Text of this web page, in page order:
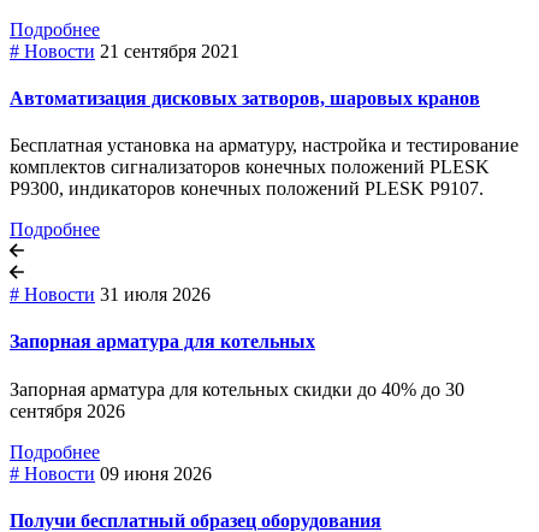
Подробнее
# Новости 21 сентября 2021
Автоматизация дисковых затворов, шаровых кранов
Бесплатная установка на арматуру, настройка и тестирование
комплектов сигнализаторов конечных положений PLESK
P9300, индикаторов конечных положений PLESK P9107.
Подробнее
# Новости 31 июля 2026
Запорная арматура для котельных
Запорная арматура для котельных скидки до 40% до 30
сентября 2026
Подробнее
# Новости 09 июня 2026
Получи бесплатный образец оборудования